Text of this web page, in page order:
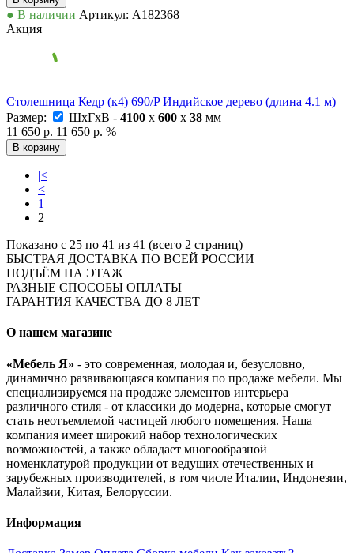
● В наличии Артикул: А182368
Акция
Столешница Кедр (к4) 690/P Индийское дерево (длина 4.1 м)
Размер:
ШxГxВ - 4100 x 600 x 38 мм
11 650 р. 11 650 р. %
В корзину
|<
<
1
2
Показано с 25 по 41 из 41 (всего 2 страниц)
БЫСТРАЯ ДОСТАВКА ПО ВСЕЙ РОССИИ
ПОДЪЁМ НА ЭТАЖ
РАЗНЫЕ СПОСОБЫ ОПЛАТЫ
ГАРАНТИЯ КАЧЕСТВА ДО 8 ЛЕТ
О нашем магазине
«Мебель Я» - это современная, молодая и, безусловно,
динамично развивающаяся компания по продаже мебели. Мы
специализируемся на продаже элементов интерьера
различного стиля - от классики до модерна, которые смогут
стать неотъемлемой частицей любого помещения. Наша
компания имеет широкий набор технологических
возможностей, а также обладает многообразной
номенклатурой продукции от ведущих отечественных и
зарубежных производителей, в том числе Италии, Индонезии,
Малайзии, Китая, Белоруссии.
Информация